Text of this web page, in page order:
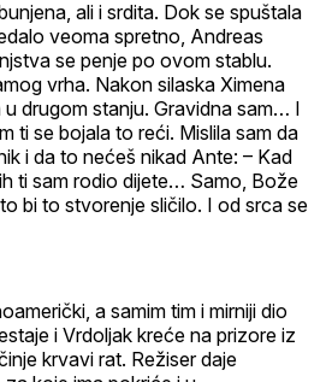
ali i srdita. Dok se spuštala
veoma spretno, Andreas
se penje po ovom stablu.
vrha. Nakon silaska Ximena
u drugom stanju. Gravidna sam… I
ti se bojala to reći. Mislila sam da
i da to nećeš nikad Ante: – Kad
ti sam rodio dijete… Samo, Bože
bi to stvorenje sličilo. I od srca se
a samim tim i mirniji dio
i Vrdoljak kreće na prizore iz
krvavi rat. Režiser daje